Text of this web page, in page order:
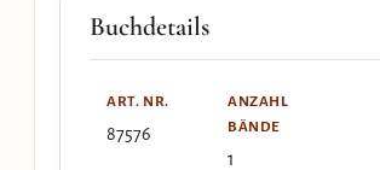
Buchdetails
ART. NR.
87576
ANZAHL
BÄNDE
1